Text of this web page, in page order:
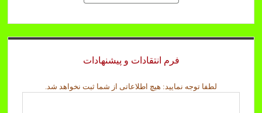
فرم انتقادات و پیشنهادات
ث
لطفا توجه نمایید: هیچ اطلاعاتی از شما ثبت نخواهد شد.